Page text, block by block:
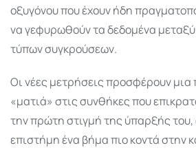
οξυγόνου που έχουν ήδη
να γεφυρωθούν τα δεδομένα
τύπων συγκρούσεων.
Οι νέες μετρήσεις προσφέρουν μια
«ματιά» στις συνθήκες που
την πρώτη στιγμή της ύπαρξής
επιστήμη ένα βήμα πιο κοντά στην